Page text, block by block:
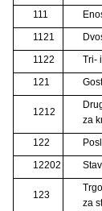
111
1121
1122
Tri-
121
1212
za
122
12202
123
za